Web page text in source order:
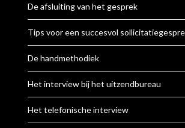
De afsluiting van het gesprek
Tips voor een succesvol
De handmethodiek
Het interview bij het uitzendbureau
Het telefonische interview